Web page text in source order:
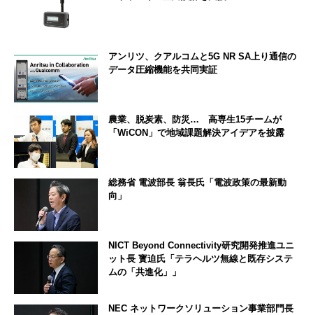
アンリツ、クアルコムと5G NR SA上り通信の
データ圧縮機能を共同実証
農業、脱炭素、防災… 高専生15チームが
「WiCON」で地域課題解決アイデアを披露
総務省 電波部長 翁長氏「電波政策の最新動
向」
NICT Beyond Connectivity研究開発推進ユニ
ット長 寳迫氏「テラヘルツ無線と既存システ
ムの「共進化」」
NEC ネットワークソリューション事業部門長